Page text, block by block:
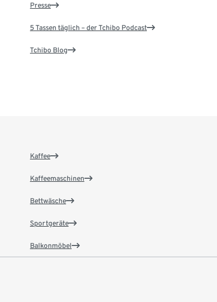
Presse
5 Tassen täglich – der Tchibo Podcast
Tchibo Blog
Kaffee
Kaffeemaschinen
Bettwäsche
Sportgeräte
Balkonmöbel